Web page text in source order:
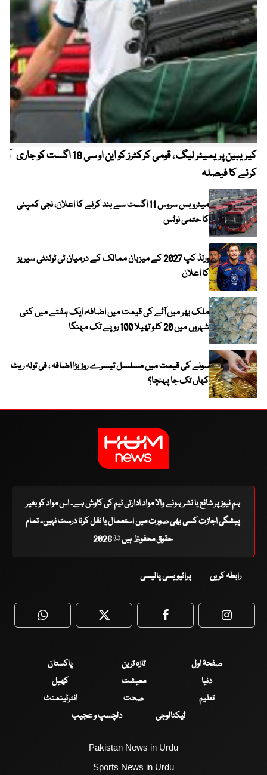
کیریبین پریمیئر لیگ ، قومی کرکٹرز کو این او سی 19 اگست کو جاری
کرنے کا فیصلہ
میٹرو بس سروس 11 اگست سے بند کرنے کا اعلان، نجی کمپنی
کا حتمی نوٹس
ورلڈ کپ 2027 کے میزبان ممالک کے درمیان ٹی ٹوئنٹی سیریز
کا اعلان
ملک بھر میں آٹے کی قیمت میں اضافہ، ایک ہفتے میں کئی
شہروں میں 20 کلو تھیلا 100 روپے تک مہنگا
سونے کی قیمت میں مسلسل تیسرے روز بڑا اضافہ ، فی تولہ ریٹ
کہاں تک جا پہنچا؟
ہم نیوز پر شائع یا نشر ہونے والا مواد ادارتی ٹیم کی کاوش ہے۔ اس مواد کو بغیر
پیشگی اجازت کسی بھی صورت میں استعمال یا نقل کرنا درست نہیں۔ تمام
حقوق محفوظ ہیں © 2026
رابطہ کریں پرائیویسی پالیسی
WhatsApp Twitter Facebook
صفحۂ اول تازہ ترین
پاکستان
دنیا
معیشت
کھیل
تعلیم
صحت
انٹرٹینمنٹ
ٹیکنالوجی
دلچسپ و عجیب
Pakistan News in Urdu
Sports News in Urdu